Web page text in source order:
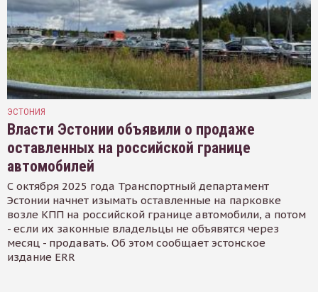
ЭСТОНИЯ
Власти Эстонии объявили о продаже
оставленных на российской границе
автомобилей
С октября 2025 года Транспортный департамент
Эстонии начнет изымать оставленные на парковке
возле КПП на российской границе автомобили, а потом
- если их законные владельцы не объявятся через
месяц - продавать. Об этом сообщает эстонское
издание ERR